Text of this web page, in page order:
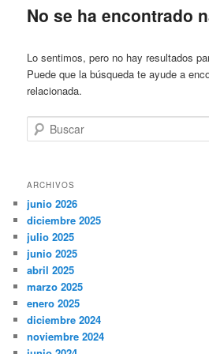
No se ha encontrado
Lo sentimos, pero no hay resultados
Puede que la búsqueda te ayude a
relacionada.
Buscar
ARCHIVOS
junio 2026
diciembre 2025
julio 2025
junio 2025
abril 2025
marzo 2025
enero 2025
diciembre 2024
noviembre 2024